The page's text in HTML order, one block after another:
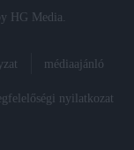
HG Media
médiaajánló
nyilatkozat